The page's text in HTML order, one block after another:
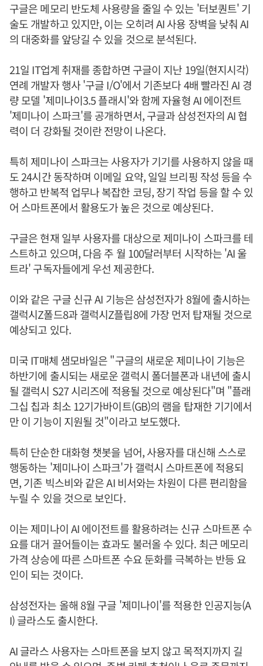
구글은 메모리 반도체 사용량을 줄일 수 있는 '터보퀀트' 기
술도 개발하고 있지만, 이는 오히려 AI 사용 장벽을 낮춰 AI
의 대중화를 앞당길 수 있을 것으로 분석된다.
21일 IT업계 취재를 종합하면 구글이 지난 19일(현지시각)
연례 개발자 행사 '구글 I/O'에서 기존보다 4배 빨라진 AI 경
량 모델 '제미나이3.5 플래시'와 함께 자율형 AI 에이전트
'제미나이 스파크'를 공개하면서, 구글과 삼성전자의 AI 협
력이 더 강화될 것이란 전망이 나온다.
특히 제미나이 스파크는 사용자가 기기를 사용하지 않을 때
도 24시간 동작하며 이메일 요약, 일일 브리핑 작성 등을 수
행하고 반복적 업무나 복잡한 코딩, 장기 작업 등을 할 수 있
어 스마트폰에서 활용도가 높은 것으로 예상된다.
구글은 현재 일부 사용자를 대상으로 제미나이 스파크를 테
스트하고 있으며, 다음 주 월 100달러부터 시작하는 'AI 울
트라' 구독자들에게 우선 제공한다.
이와 같은 구글 신규 AI 기능은 삼성전자가 8월에 출시하는
갤럭시Z폴드8과 갤럭시Z플립8에 가장 먼저 탑재될 것으로
예상되고 있다.
미국 IT매체 샘모바일은 "구글의 새로운 제미나이 기능은
하반기에 출시되는 새로운 갤럭시 폴더블폰과 내년에 출시
될 갤럭시 S27 시리즈에 적용될 것으로 예상된다"며 "플래
그십 칩과 최소 12기가바이트(GB)의 램을 탑재한 기기에서
만 이 기능이 지원될 것"이라고 보도했다.
특히 단순한 대화형 챗봇을 넘어, 사용자를 대신해 스스로
행동하는 '제미나이 스파크'가 갤럭시 스마트폰에 적용되
면, 기존 빅스비와 같은 AI 비서와는 차원이 다른 편리함을
누릴 수 있을 것으로 보인다.
이는 제미나이 AI 에이전트를 활용하려는 신규 스마트폰 수
요를 대거 끌어들이는 효과도 불러올 수 있다. 최근 메모리
가격 상승에 따른 스마트폰 수요 둔화를 극복하는 반등 요
인이 되는 것이다.
삼성전자는 올해 8월 구글 '제미나이'를 적용한 인공지능(A
I) 글라스도 출시한다.
AI 글라스 사용자는 스마트폰을 보지 않고 목적지까지 길